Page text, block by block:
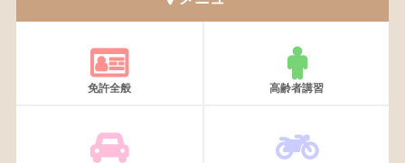
免許全般 高齢者講習